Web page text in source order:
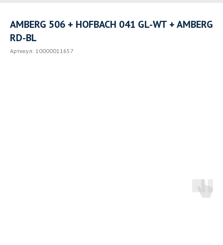
AMBERG 506 + HOFBACH 041 GL-WT + AMBERG
RD-BL
Артикул: 10000011657